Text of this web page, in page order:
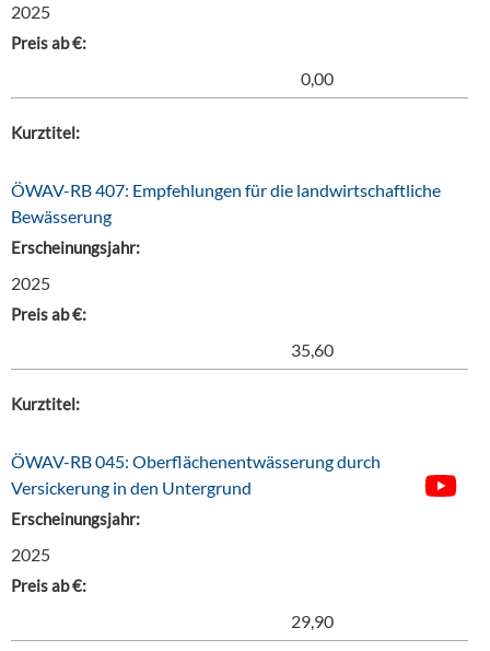
2025
Preis ab €:
0,00
Kurztitel:
ÖWAV-RB 407: Empfehlungen für die landwirtschaftliche
Bewässerung
Erscheinungsjahr:
2025
Preis ab €:
35,60
Kurztitel:
ÖWAV-RB 045: Oberflächenentwässerung durch
Versickerung in den Untergrund
Erscheinungsjahr:
2025
Preis ab €:
29,90